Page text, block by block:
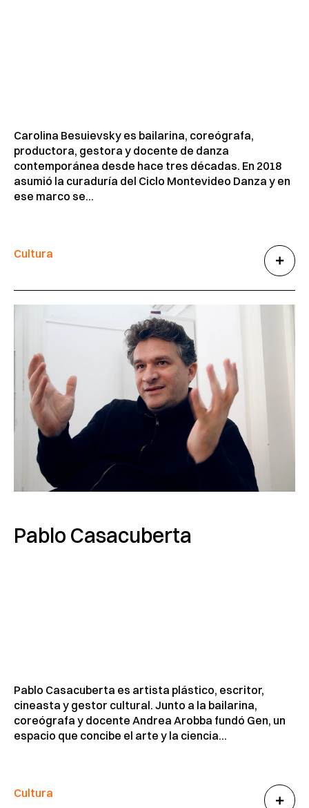
Carolina Besuievsky es bailarina, coreógrafa,
productora, gestora y docente de danza
contemporánea desde hace tres décadas. En 2018
asumió la curaduría del Ciclo Montevideo Danza y en
ese marco se...
Cultura
Pablo Casacuberta
Pablo Casacuberta es artista plástico, escritor,
cineasta y gestor cultural. Junto a la bailarina,
coreógrafa y docente Andrea Arobba fundó Gen, un
espacio que concibe el arte y la ciencia...
Cultura